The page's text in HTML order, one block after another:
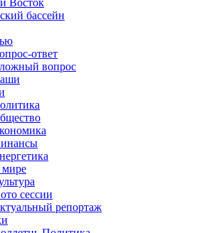
Восток
бассейн
ответ
вопрос
сессии
репортаж